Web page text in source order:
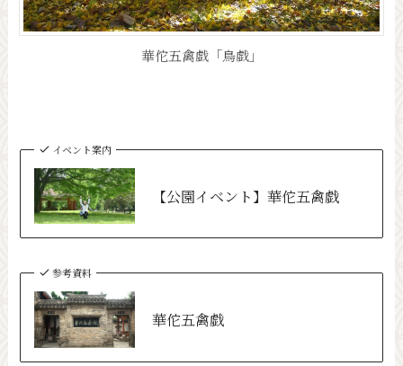
華佗五禽戯「鳥戯」
イベント案内
【公園イベント】華佗五禽戯
参考資料
華佗五禽戯